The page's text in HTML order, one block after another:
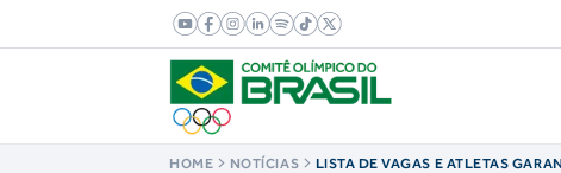
HOME NOTÍCIAS
LISTA DE VAGAS E ATLETAS